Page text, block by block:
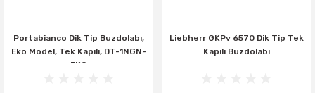
Portabianco Dik Tip Buzdolabı,
Eko Model, Tek Kapılı, DT-1NGN-
EKO
Liebherr GKPv 6570 Dik Tip Tek
Kapılı Buzdolabı